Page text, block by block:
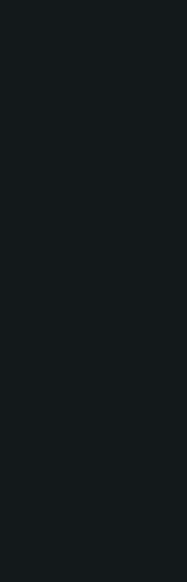
Pamięć:
Karta
AMD
Dysk
Karta
Dysk
Pamięć:
Karta
to
Dysk